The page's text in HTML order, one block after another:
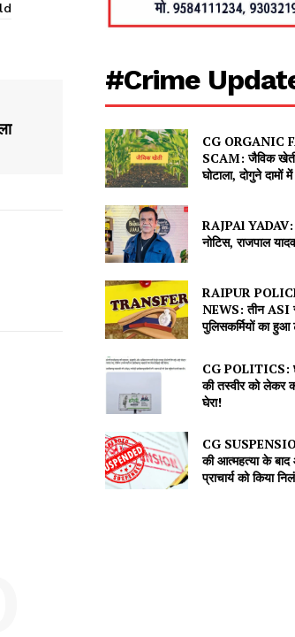
#Crime
CG ORGANIC
SCAM: जैविक
घोटाला, दोगुने दामों
RAJPAl YADAV:
नोटिस, राजपाल
RAIPUR
NEWS: तीन ASI
पुलिसकर्मियों का
CG POLITICS:
की तस्वीर को लेकर
घेरा!
CG
की आत्महत्या के बाद
प्राचार्य को किया